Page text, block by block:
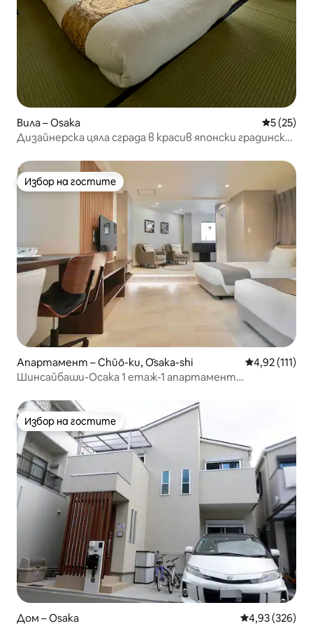
Вила – Osaka Средна
5 (25)
Дизайнерска цяла сграда в красив японски градински
Директно до летище Кансай | 3 спирки до Намба, 5
минути | 7 души
Избор на гостите
Избор на гостите
Апартамент – Chūō-ku, Ōsaka-shi Средна
4,92 (111)
Шинсайбаши-Осака 1 етаж-1 апартамент
Избор на гостите
Избор на гостите
Дом – Osaka Средна
4,93 (326)